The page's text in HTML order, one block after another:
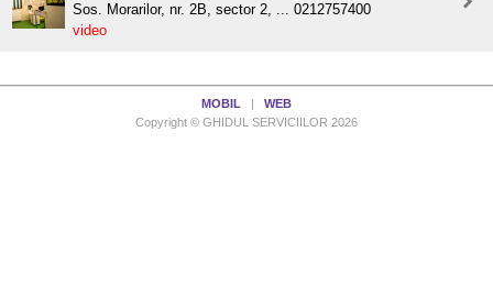
Sos. Morarilor, nr. 2B, sector 2, ... 0212757400
video
MOBIL
WEB
Copyright © GHIDUL SERVICIILOR 2026